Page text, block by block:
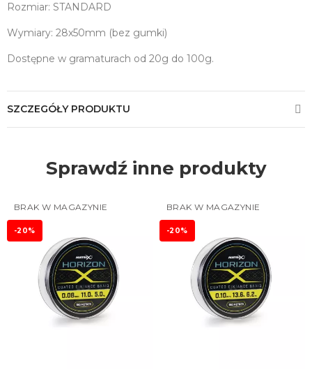
Rozmiar: STANDARD
Wymiary: 28x50mm (bez gumki)
Dostępne w gramaturach od 20g do 100g.
SZCZEGÓŁY PRODUKTU
Sprawdź inne produkty
BRAK W MAGAZYNIE
-20%
BRAK W MAGAZYNIE
-20%